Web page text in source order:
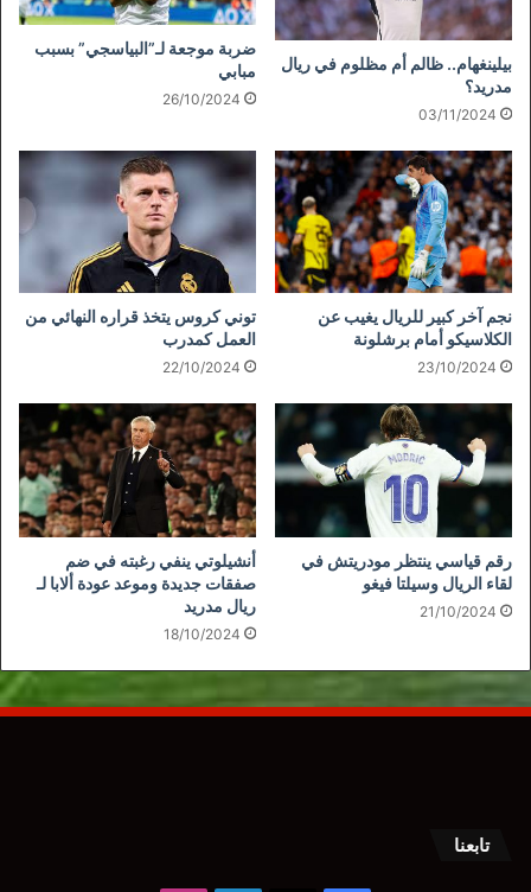
بيلينغهام.. ظالم أم مظلوم في ريال
مدريد؟
03/11/2024
ضربة موجعة لـ”البياسجي” بسبب
مبابي
26/10/2024
نجم آخر كبير للريال يغيب عن
الكلاسيكو أمام برشلونة
23/10/2024
توني كروس يتخذ قراره النهائي من
العمل كمدرب
22/10/2024
رقم قياسي ينتظر مودريتش في
لقاء الريال وسيلتا فيغو
21/10/2024
أنشيلوتي ينفي رغبته في ضم
صفقات جديدة وموعد عودة ألابا لـ
ريال مدريد
18/10/2024
تابعنا